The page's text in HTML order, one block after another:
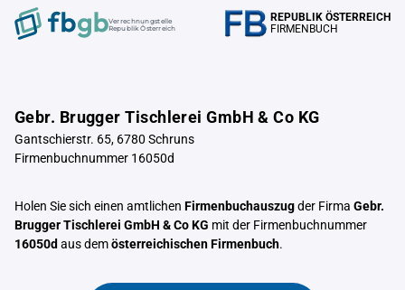
Verrechnungstelle
Republik Österreich
REPUBLIK ÖSTERREICH
FIRMENBUCH
Gebr. Brugger Tischlerei GmbH & Co KG
Gantschierstr. 65, 6780 Schruns
Firmenbuchnummer 16050d
Holen Sie sich einen amtlichen Firmenbuchauszugder Firma Gebr.
Brugger Tischlerei GmbH & Co KG mit der Firmenbuchnummer
16050d aus demösterreichischen Firmenbuch.